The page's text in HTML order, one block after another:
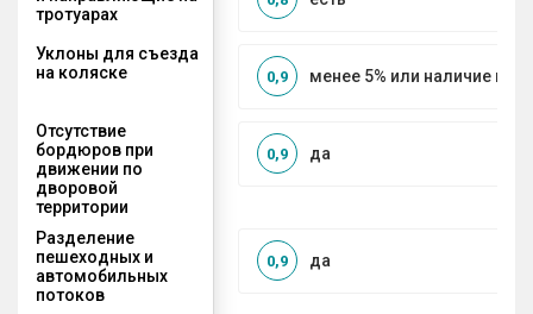
тротуарах
Уклоны для съезда
на коляске
менее 5% или наличие
0,9
Отсутствие
бордюров при
движении по
дворовой
территории
да
0,9
Разделение
пешеходных и
автомобильных
потоков
да
0,9